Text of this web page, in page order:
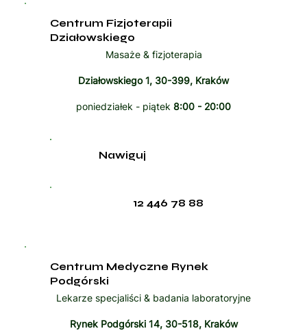
Centrum Fizjoterapii
Działowskiego
Masaże & fizjoterapia
Działowskiego 1, 30-399, Kraków
poniedziałek - piątek 8:00 - 20:00
12 446 78 88
Nawiguj
Centrum Medyczne Rynek
Podgórski
Lekarze specjaliści & badania laboratoryjne
Rynek Podgórski 14, 30-518, Kraków